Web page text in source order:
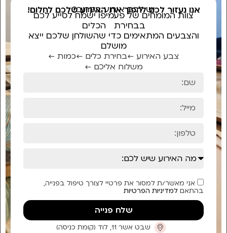
יש לכם אירוע בקרוב?
אנו נעזור לכם להפוך את האירוע שלכם לחלום!
צוות המומחים של פעמיפו ישמח לסייע לכם
בבחירת הכלים
והצבעים המתאימים כדי שהשולחן שלכם ייצא
מושלם
צבע האירוע ←בחירת כלים ←כמות ←
משלוח אליכם ←
אני מאשר/ת למסור את פרטיי לצורך טיפול בפנייה,
בהתאם למדיניות הפרטיות
שלח פנייה
שבט אשר 11, לוד (קומת כניסה)